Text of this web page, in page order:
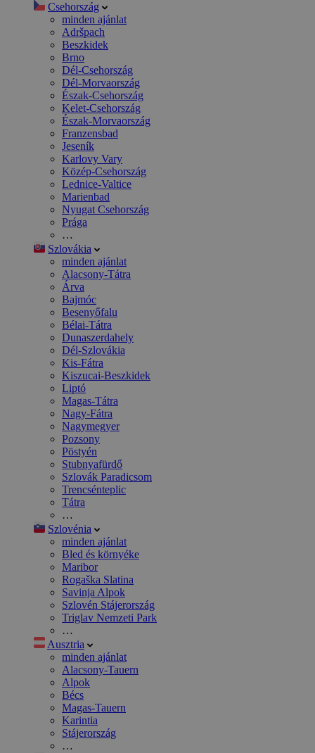
Csehország
minden ajánlat
Adršpach
Beszkidek
Brno
Dél-Csehország
Dél-Morvaország
Észak-Csehország
Kelet-Csehország
Észak-Morvaország
Franzensbad
Jeseník
Karlovy Vary
Közép-Csehország
Lednice-Valtice
Marienbad
Nyugat Csehország
Prága
…
Szlovákia
minden ajánlat
Alacsony-Tátra
Árva
Bajmóc
Besenyőfalu
Bélai-Tátra
Dunaszerdahely
Dél-Szlovákia
Kis-Fátra
Kiszucai-Beszkidek
Liptó
Magas-Tátra
Nagy-Fátra
Nagymegyer
Pozsony
Pöstyén
Stubnyafürdő
Szlovák Paradicsom
Trencsénteplic
Tátra
…
Szlovénia
minden ajánlat
Bled és környéke
Maribor
Rogaška Slatina
Savinja Alpok
Szlovén Stájerország
Triglav Nemzeti Park
…
Ausztria
minden ajánlat
Alacsony-Tauern
Alpok
Bécs
Magas-Tauern
Karintia
Stájerország
…